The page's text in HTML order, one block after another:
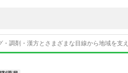
・調剤・漢方とさまざまな目線から地域を支